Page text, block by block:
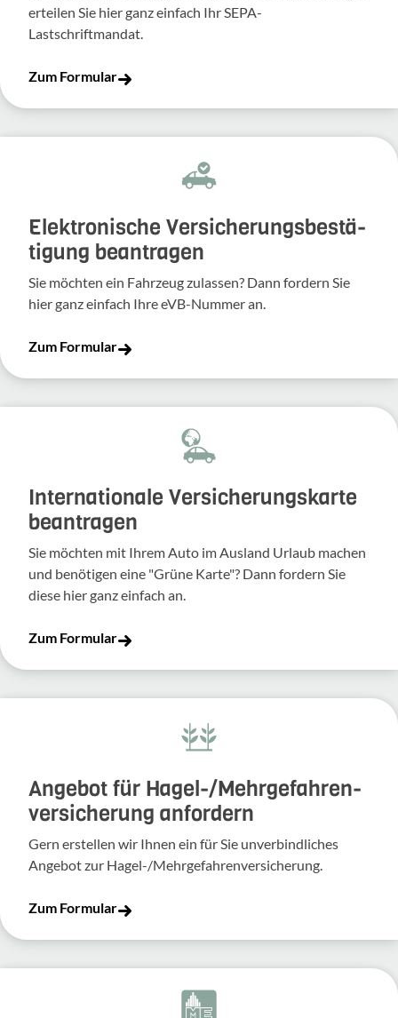
erteilen Sie hier ganz einfach Ihr SEPA-
Lastschriftmandat.
Zum Formular
Elek­tro­ni­sche Versi­che­rungs­be­stä­
ti­gung bean­tragen
Sie möchten ein Fahr­zeug zulassen? Dann fordern Sie
hier ganz einfach Ihre eVB-​Nummer an.
Zum Formular
Inter­na­tio­nale Versi­che­rungs­karte
bean­tragen
Sie möchten mit Ihrem Auto im Ausland Urlaub machen
und benö­tigen eine "Grüne Karte"? Dann fordern Sie
diese hier ganz einfach an.
Zum Formular
Angebot für Hagel-­/Mehrgefahren­
versicherung anfordern
Gern erstellen wir Ihnen ein für Sie unverbindliches
Angebot zur Hagel-/Mehrgefahrenversicherung.
Zum Formular